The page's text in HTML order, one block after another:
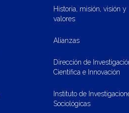
Historia, misión, visión y
valores
Alianzas
Dirección de
Científica e Innovación
Instituto de
Sociológicas